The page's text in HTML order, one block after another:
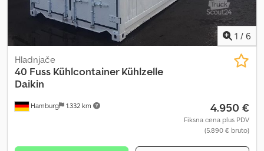
1 / 6
Hamburg 1.332 km
Hladnjače
40 Fuss Kühlcontainer Kühlzelle
Daikin
4.950 €
Fiksna cena plus PDV
(5.890 € bruto)